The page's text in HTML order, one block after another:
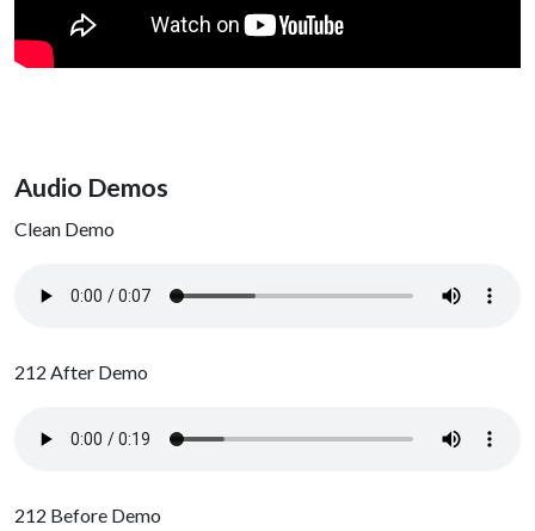
Audio Demos
Clean Demo
212 After Demo
212 Before Demo